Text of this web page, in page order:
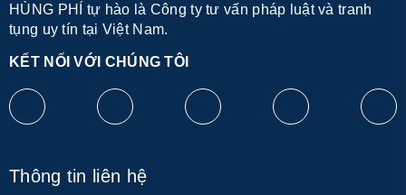
HÙNG PHÍ tự hào là Công ty tư vấn pháp luật và tranh
tụng uy tín tại Việt Nam.
KẾT NỐI VỚI CHÚNG TÔI
Thông tin liên hệ